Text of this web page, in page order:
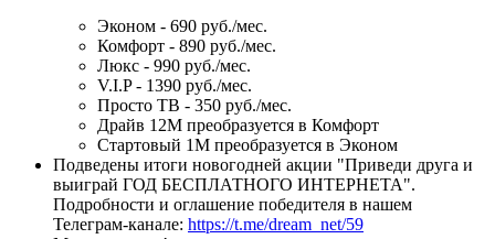
Эконом - 690 руб./мес.
Комфорт - 890 руб./мес.
Люкс - 990 руб./мес.
V.I.P - 1390 руб./мес.
Просто ТВ - 350 руб./мес.
Драйв 12М преобразуется в Комфорт
Стартовый 1М преобразуется в Эконом
Подведены итоги новогодней акции "Приведи друга и
выиграй ГОД БЕСПЛАТНОГО ИНТЕРНЕТА".
Подробности и оглашение победителя в нашем
Телеграм-канале: https://t.me/dream_net/59